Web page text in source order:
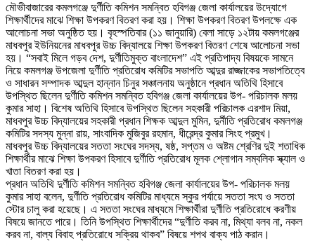
মৌভীবাজারের কমলগঞ্জে দুর্ণীতি কমিশন সমন্বিত হবিগঞ্জ জেলা কার্যালয়ের উদ্যোগে
শিক্ষার্থীদের মাঝে শিক্ষা উপকরণ বিতরণ করা হয়। শিক্ষা উপকরণ বিতরণ উপলক্ষে এক
আলোচনা সভা অনুষ্ঠিত হয়। বৃহস্পতিবার (১১ জানুয়ারি) বেলা সাড়ে ১২টায় কমলগঞ্জের
মাধবপুর ইউনিয়নের মাধবপুর উচ্চ বিদ্যালয়ে শিক্ষা উপকরণ বিতরণ শেষে আলোচনা সভা
হয়। “সবাই মিলে গড়ব দেশ, দুর্ণীতিমুক্ত বাংলাদেশ” এই প্রতিপাদ্য বিষয়কে সামনে
নিয়ে কমলগঞ্জ উপজেলা দুর্ণীতি প্রতিরোধ কমিটির সভাপতি আব্দুর রাজ্জাকের সভাপতিত্বে
ও সাধারন সম্পাদক আব্দুল হান্নান চিনুর সঞ্চালনায় অনুষ্ঠানে প্রধান অতিথি হিসাবে
উপস্থিত ছিলেন দুর্ণীতি কমিশন সমন্বিত হবিগঞ্জ জেলা কার্যালয়ের উপ- পরিচালক মলয়
কুমার সাহা। বিশেষ অতিথি হিসাবে উপস্থিত ছিলেন সহকারী পরিচালক এরশাদ মিয়া,
মাধবপুর উচ্চ বিদ্যালয়ের সহকারী প্রধান শিক্ষক আব্দুল মুমিন, দুর্নীতি প্রতিরোধ কমলগঞ্জ
কমিটির সদস্য মুন্না রায়, সাংবাদিক মুজিবুর রহমান, ধীরেন্দ্র কুমার সিংহ প্রমুখ।
মাধবপুর উচ্চ বিদ্যালয়ের সততা সংঘের সদস্য, ষষ্ঠ, সপ্তম ও অষ্টম শ্রেণির দুই শতাধিক
শিক্ষার্থীর মাঝে শিক্ষা উপকরণ হিসাবে দুর্ণীতি প্রতিরোধ মূলক শ্লোগান সম্বলিক স্ক্যাল ও
খাতা বিতরণ করা হয়।
প্রধান অতিথি দুর্ণীতি কমিশন সমন্বিত হবিগঞ্জ জেলা কার্যালয়ের উপ- পরিচালক মলয়
কুমার সাহা বলেন, দুর্ণীতি প্রতিরোধ কমিটির মাধ্যমে স্কুর পর্যায়ে সততা সংঘ ও সততা
স্টোর চালু করা হয়েছে। এ সততা সংঘের মাধ্যমে শিক্ষার্থীরা দুর্ণীতি প্রতিরোধে করণীয়
বিষয়ে জানতে পারে। তিনি উপস্থিত শিক্ষার্থীদের “দুর্ণীতি করব না, মিথ্যা বলব না, নকল
করব না, বাল্য বিবাহ প্রতিরোধে সক্রিয় থাকব” বিষয়ে শপথ বাক্য পাঠ করান।